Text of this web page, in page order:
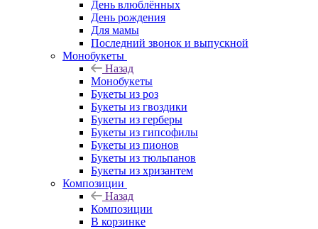
День влюблённых
День рождения
Для мамы
Последний звонок и выпускной
Монобукеты
Назад
Монобукеты
Букеты из роз
Букеты из гвоздики
Букеты из герберы
Букеты из гипсофилы
Букеты из пионов
Букеты из тюльпанов
Букеты из хризантем
Композиции
Назад
Композиции
В корзинке